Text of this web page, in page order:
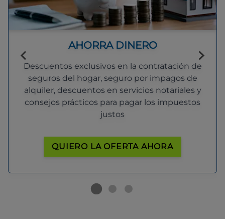
AHORRA DINERO
Descuentos exclusivos en la contratación de
seguros del hogar, seguro por impagos de
alquiler, descuentos en servicios notariales y
consejos prácticos para pagar los impuestos
justos
QUIERO LA OFERTA AHORA